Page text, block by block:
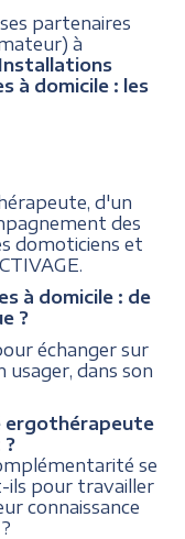
partenaires
à
à domicile : les
d'un
des
domoticiens et
à domicile : de
?
échanger sur
usager, dans son
ergothérapeute
?
se
ils pour travailler
connaissance